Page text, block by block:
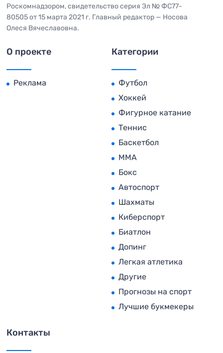
Роскомнадзором, свидетельство серия Эл № ФС77-
80505 от 15 марта 2021 г. Главный редактор — Носова
Олеся Вячеславовна.
О проекте
Реклама
Категории
Футбол
Хоккей
Фигурное катание
Теннис
Баскетбол
MMA
Бокс
Автоспорт
Шахматы
Киберспорт
Биатлон
Допинг
Легкая атлетика
Другие
Прогнозы на спорт
Лучшие букмекеры
Контакты